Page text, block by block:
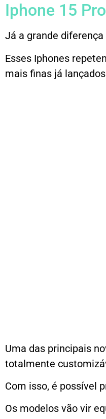
Iphone 15
Já a grande
Esses Iphones
mais finas já
Uma das principais
totalmente
Com isso, é possível
Os modelos vão vir